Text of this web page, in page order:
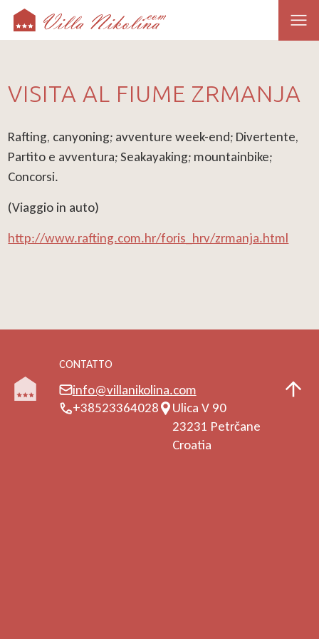
VISITA AL FIUME ZRMANJA
Rafting, canyoning; avventure week-end; Divertente,
Partito e avventura; Seakayaking; mountainbike;
Concorsi.
(Viaggio in auto)
http://www.rafting.com.hr/foris_hrv/zrmanja.html
CONTATTO
info@villanikolina.com
+38523364028
Ulica V 90
23231 Petrčane
Croatia